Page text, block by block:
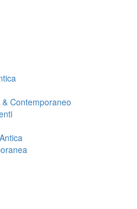
Contemporaneo